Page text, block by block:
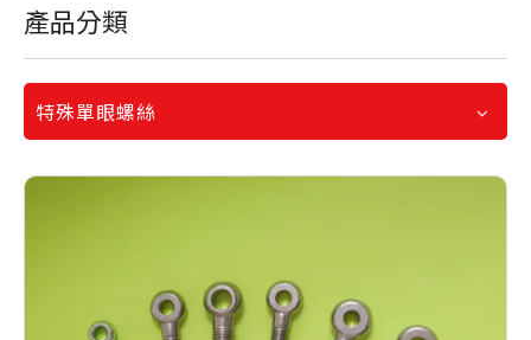
產品分類
特殊單眼螺絲